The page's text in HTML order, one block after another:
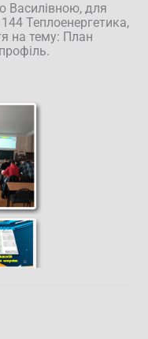
Василівною, для
144 Теплоенергетика,
на тему: План